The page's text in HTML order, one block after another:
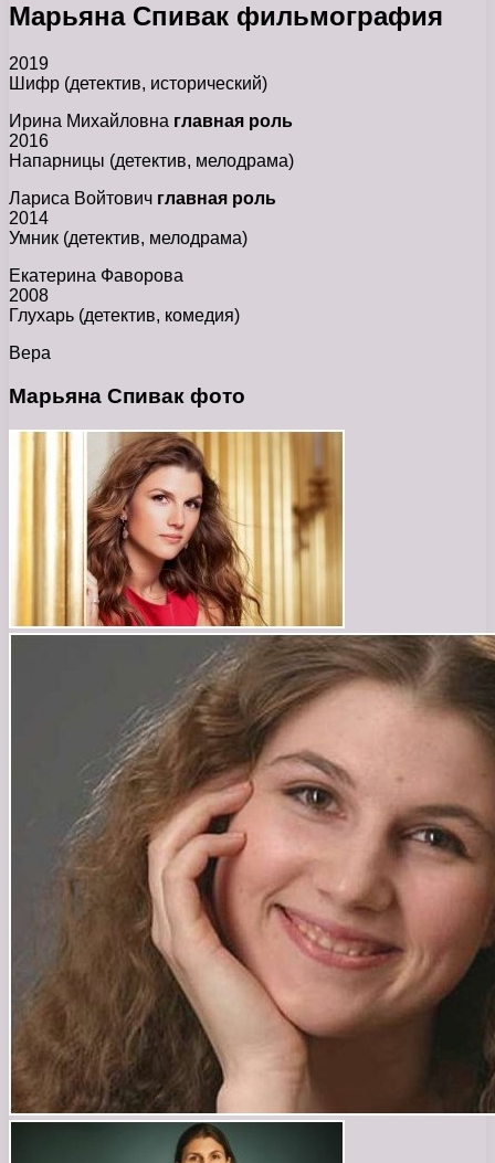
Марьяна Спивак фильмография
2019
Шифр (детектив, исторический)
Ирина Михайловна главная роль
2016
Напарницы (детектив, мелодрама)
Лариса Войтович главная роль
2014
Умник (детектив, мелодрама)
Екатерина Фаворова
2008
Глухарь (детектив, комедия)
Вера
Марьяна Спивак фото